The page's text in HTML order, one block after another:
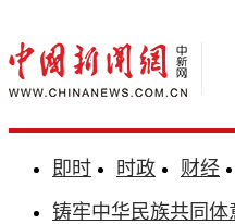
即时 时政 财经
铸牢中华民族共同体